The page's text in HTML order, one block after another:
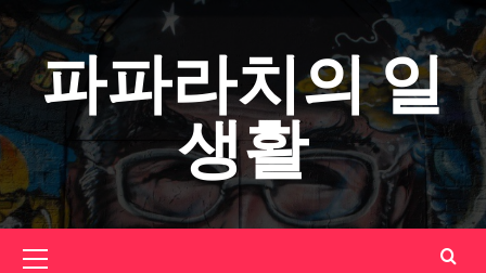
콘
텐
츠
건
너
기
파파라치의 일
생활
본